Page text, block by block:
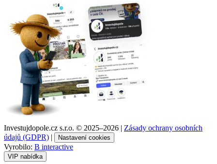
Investujdopole.cz s.r.o. © 2025–2026 | Zásady ochrany osobních
údajů (GDPR) | Nastavení cookies
Vyrobilo: B interactive
VIP nabídka